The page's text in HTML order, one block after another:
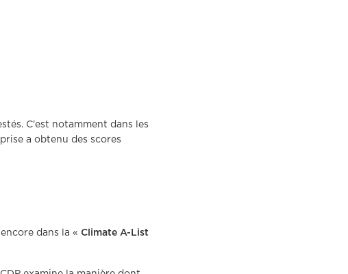
C'est notamment dans les
a obtenu des scores
dans la « Climate A-List